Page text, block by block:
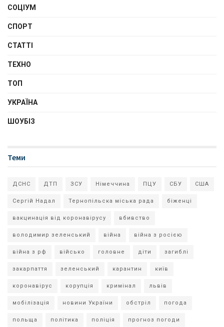
СОЦІУМ
СПОРТ
СТАТТІ
ТЕХНО
ТОП
УКРАЇНА
ШОУБІЗ
Теми
ДСНС ДТП ЗСУ Німеччина ПЦУ СБУ США
Сергій Надал Тернопільска міська рада біженці
вакцинація від коронавірусу вбивство
володимир зеленський війна війна з росією
війна з рф військо головне діти загиблі
закарпаття зеленський карантин київ
коронавірус корупція кримінал львів
мобілізація новини України обстріл погода
польща політика поліція прогноз погоди